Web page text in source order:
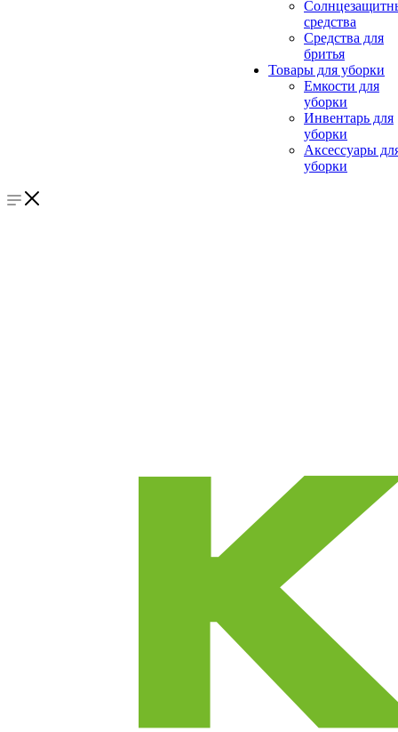
средства
Средства для
бритья
Товары для уборки
Емкости для
уборки
Инвентарь для
уборки
Аксессуары
уборки